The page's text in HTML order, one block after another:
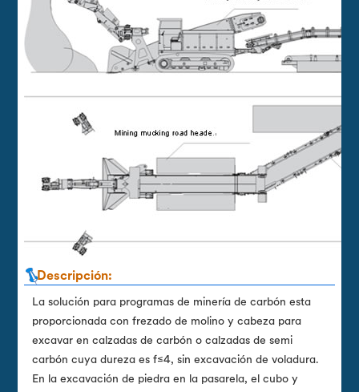
Descripción:
La solución para programas de minería de carbón esta
proporcionada con frezado de molino y cabeza para
excavar en calzadas de carbón o calzadas de semi
carbón cuya dureza es f≤4, sin excavación de voladura.
En la excavación de piedra en la pasarela, el cubo y